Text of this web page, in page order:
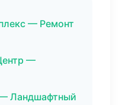
— Ремонт
—
Ландшафтный